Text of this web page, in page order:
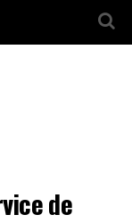
de